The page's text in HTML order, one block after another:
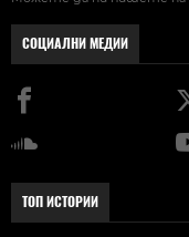
СОЦИАЛНИ МЕДИИ
ТОП ИСТОРИИ